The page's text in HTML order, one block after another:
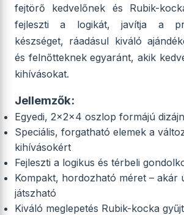
fejtörő kedvelőnek és Rubik-
fejleszti a logikát, javítja a
készséget, ráadásul kiváló
és felnőtteknek egyaránt, akik
kihívásokat.
Jellemzők:
Egyedi, 2x2x4 oszlop formájú dizájn
Speciális, forgatható elemek a
kihívásokért
Fejleszti a logikus és térbeli
Kompakt, hordozható méret – akár
játszható
Kiváló meglepetés Rubik-kocka